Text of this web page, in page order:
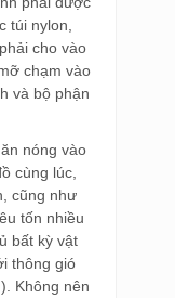
túi nylon,
cho vào
chạm vào
và bộ phận
nóng vào
cùng lúc,
cũng như
tốn nhiều
bất kỳ vật
thông gió
Không nên